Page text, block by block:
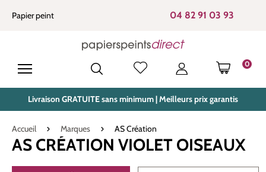
principal
Papier peint 04 82 91 03 93
0
LE
Livraison GRATUITE sans minimum | Meilleurs prix garantis
Accueil Marques AS Création
AS CRÉATION VIOLET OISEAUX